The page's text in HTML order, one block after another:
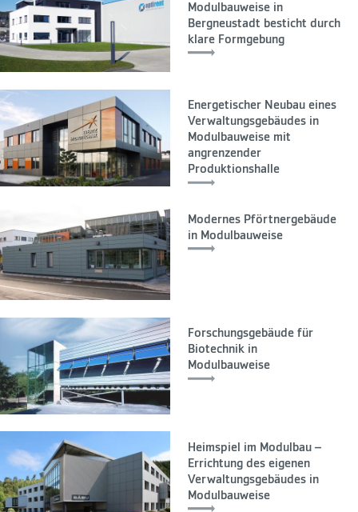
Modulbauweise in
Bergneustadt besticht durch
klare Formgebung
Energetischer Neubau eines
Verwaltungsgebäudes in
Modulbauweise mit
angrenzender
Produktionshalle
Modernes Pförtnergebäude
in Modulbauweise
Forschungsgebäude für
Biotechnik in
Modulbauweise
Heimspiel im Modulbau –
Errichtung des eigenen
Verwaltungsgebäudes in
Modulbauweise